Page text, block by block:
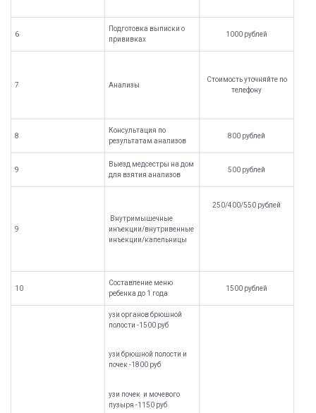
6
Подготовка выписки о
прививках
1000 рублей
7 Анализы
Стоимость уточняйте по
телефону
8
Консультация по
результатам анализов
800 рублей
9
Выезд медсестры на дом
для взятия анализов
500 рублей
9
Внутримышечные
инъекции/внутривенные
инъекции/капельницы
250/400/550 рублей
10
Составление меню
ребенка до 1 года
1500 рублей
узи органов брюшной
полости -1500 руб
узи брюшной полости и
почек -1800 руб
узи почек и мочевого
пузыря -1150 руб